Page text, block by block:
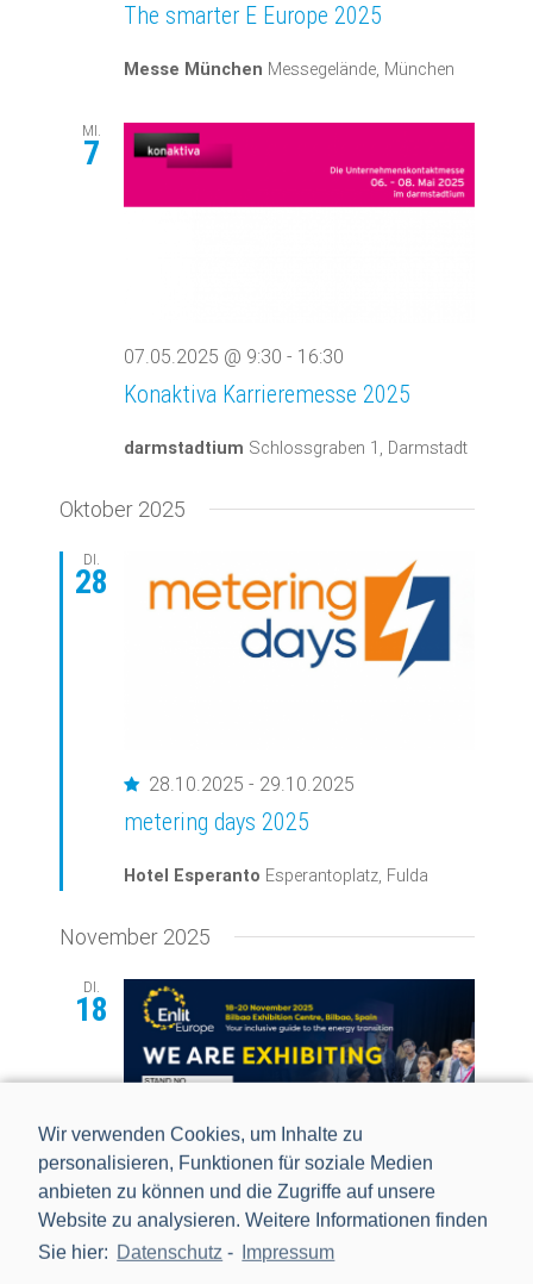
Wir verwenden Cookies, um Inhalte zu
personalisieren, Funktionen für soziale Medien
anbieten zu können und die Zugriffe auf unsere
Website zu analysieren. Weitere Informationen finden
Sie hier: Datenschutz - Impressum
The smarter E Europe 2025
Messe München Messegelände, München
MI.
7
07.05.2025 @ 9:30 - 16:30
Konaktiva Karrieremesse 2025
darmstadtium Schlossgraben 1, Darmstadt
Oktober 2025
DI.
28
Empfohlen
28.10.2025 - 29.10.2025
metering days 2025
Hotel Esperanto Esperantoplatz, Fulda
November 2025
DI.
18
18.11.2025-20.11.2025
Enlit Europe 2025